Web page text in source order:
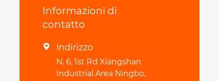
Informazioni di
contatto
 Indirizzo
N. 6, 1st Rd Xiangshan
Industrial Area Ningbo,